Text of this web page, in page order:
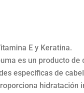
E y Keratina.
es un producto de
especificas de
hidratación